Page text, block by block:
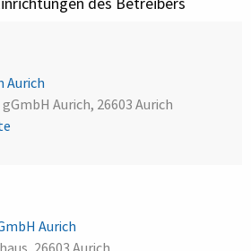
Aurich
Aurich, 26603 Aurich
Aurich
26603 Aurich